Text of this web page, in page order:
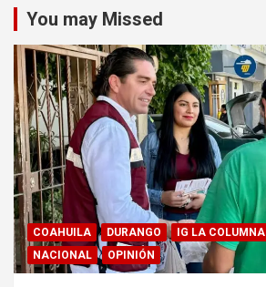
You may Missed
COAHUILA DURANGO IG LA COLUMNA
NACIONAL
OPINIÓN